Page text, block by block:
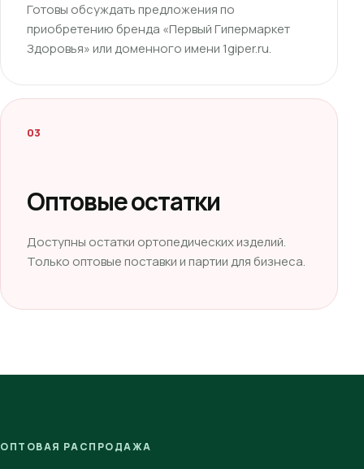
Готовы обсуждать предложения по
приобретению бренда «Первый Гипермаркет
Здоровья» или доменного имени 1giper.ru.
03
Оптовые остатки
Доступны остатки ортопедических изделий.
Только оптовые поставки и партии для бизнеса.
ОПТОВАЯ РАСПРОДАЖА